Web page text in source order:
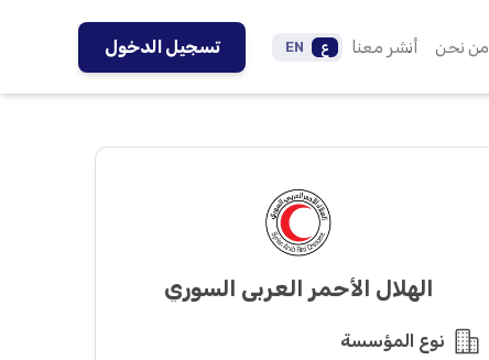
من نحن أنشر معنا ع EN تسجيل الدخول
الهلال الأحمر العربي السوري
نوع المؤسسة